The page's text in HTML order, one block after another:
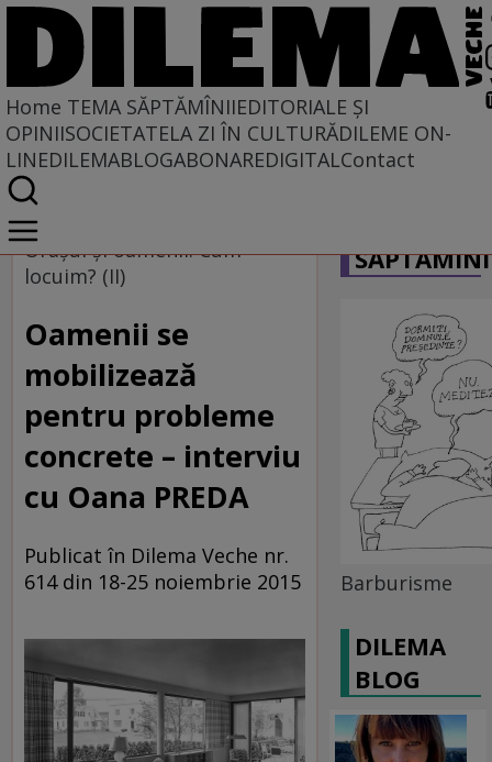
Home TEMA SĂPTĂMÎNIIEDITORIALE ȘI
OPINIISOCIETATELA ZI ÎN CULTURĂDILEME ON-
LINEDILEMABLOGABONAREDIGITALContact
Home
Tema săptămînii
Oraşul şi oamenii: Cum
locuim? (II)
Oamenii se
mobilizează
pentru probleme
concrete – interviu
cu Oana PREDA
Publicat în Dilema Veche nr.
614 din 18-25 noiembrie 2015
Barburisme
DILEMA
BLOG